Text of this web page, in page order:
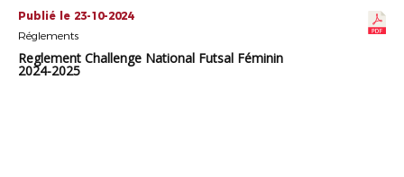
Publié le 23-10-2024
Réglements
Reglement Challenge National Futsal Féminin
2024-2025